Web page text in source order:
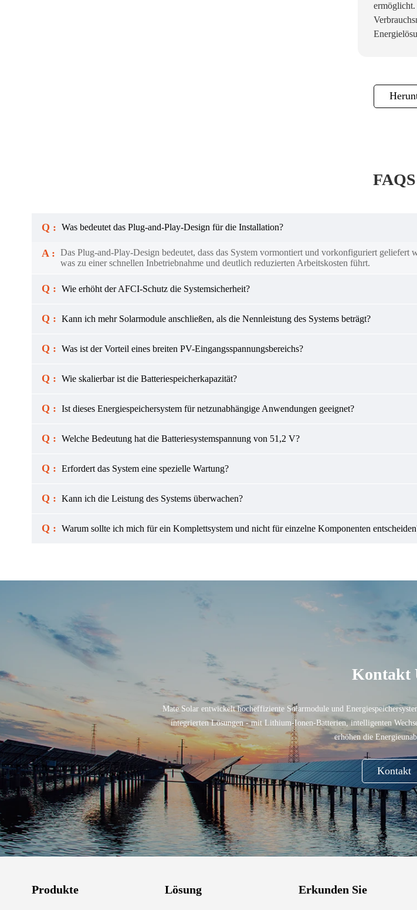
ermöglicht.
FAQS
Q : Was bedeutet das Plug-and-Play-Design für die Installation?
A : Das Plug-and-Play-Design bedeutet, dass das System vormontiert und vorkonfiguriert
was zu einer schnellen Inbetriebnahme und deutlich reduzierten Arbeitskosten führt.
Q : Wie erhöht der AFCI-Schutz die Systemsicherheit?
Q : Kann ich mehr Solarmodule anschließen, als die Nennleistung des Systems beträgt?
Q : Was ist der Vorteil eines breiten PV-Eingangsspannungsbereichs?
Q : Wie skalierbar ist die Batteriespeicherkapazität?
Q : Ist dieses Energiespeichersystem für netzunabhängige Anwendungen geeignet?
Q : Welche Bedeutung hat die Batteriesystemspannung von 51,2 V?
Q : Erfordert das System eine spezielle Wartung?
Q : Kann ich die Leistung des Systems überwachen?
Q : Warum sollte ich mich für ein Komplettsystem und nicht für einzelne Komponenten
Kontakt
Mate Solar entwickelt hocheffiziente Solarmodule und
integrierten Lösungen - mit Lithium-Ionen-Batterien, intelligenten
erhöhen die
Kontakt
Produkte Lösung Erkunden Sie